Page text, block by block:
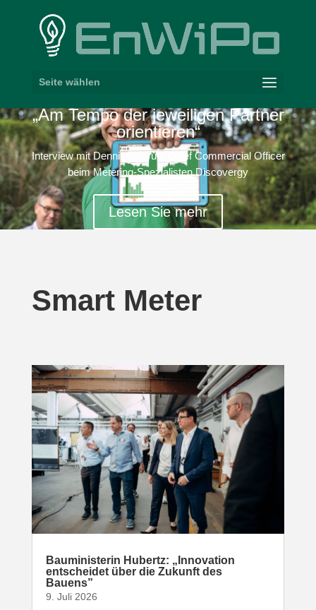
Seite wählen
„Am Tempo der jewei­ligen Partner
orientieren“
Interview mit Dennis Nasrun, Chief Commercial Officer
beim Metering-​Spezialisten Discovergy
Lesen Sie mehr
Smart Meter
Baumi­nis­terin Hubertz: „Inno­vation
entscheidet über die Zukunft des
Bauens”
9. Juli 2026